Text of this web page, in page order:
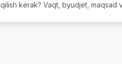
qilish kerak? Vaqt, byudjet, maqsad